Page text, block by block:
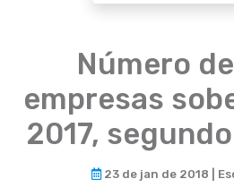
Número
empresas
2017,
23 de jan de 2018 |